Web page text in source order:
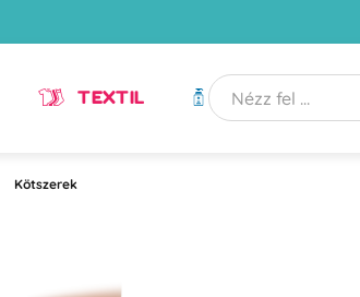
TEXTIL HIGIÉNIA
Kötszerek